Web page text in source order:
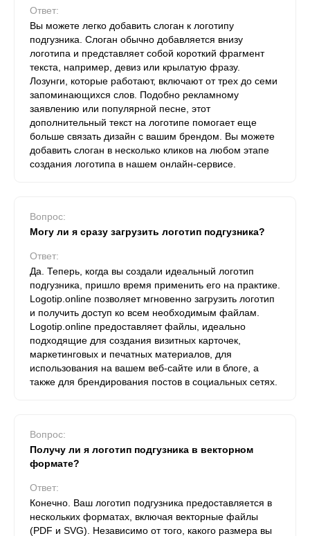
Ответ:
Вы можете легко добавить слоган к логотипу
подгузника. Слоган обычно добавляется внизу
логотипа и представляет собой короткий фрагмент
текста, например, девиз или крылатую фразу.
Лозунги, которые работают, включают от трех до семи
запоминающихся слов. Подобно рекламному
заявлению или популярной песне, этот
дополнительный текст на логотипе помогает еще
больше связать дизайн с вашим брендом. Вы можете
добавить слоган в несколько кликов на любом этапе
создания логотипа в нашем онлайн-сервисе.
Вопрос:
Могу ли я сразу загрузить логотип подгузника?
Ответ:
Да. Теперь, когда вы создали идеальный логотип
подгузника, пришло время применить его на практике.
Logotip.online позволяет мгновенно загрузить логотип
и получить доступ ко всем необходимым файлам.
Logotip.online предоставляет файлы, идеально
подходящие для создания визитных карточек,
маркетинговых и печатных материалов, для
использования на вашем веб-сайте или в блоге, а
также для брендирования постов в социальных сетях.
Вопрос:
Получу ли я логотип подгузника в векторном
формате?
Ответ:
Конечно. Ваш логотип подгузника предоставляется в
нескольких форматах, включая векторные файлы
(PDF и SVG). Независимо от того, какого размера вы